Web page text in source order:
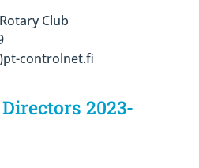
Club
controlnet.fi
2023-